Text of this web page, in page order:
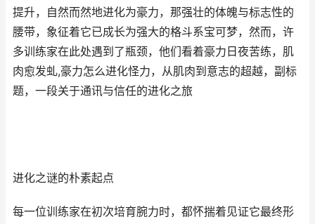
提升，自然而然地进化为豪力，那强壮的体魄与标志性的
腰带，象征着它已成长为强大的格斗系宝可梦，然而，许
多训练家在此处遇到了瓶颈，他们看着豪力日夜苦练，肌
肉愈发虬,豪力怎么进化怪力，从肌肉到意志的超越，副标
题，一段关于通讯与信任的进化之旅
进化之谜的朴素起点
每一位训练家在初次培育腕力时，都怀揣着见证它最终形